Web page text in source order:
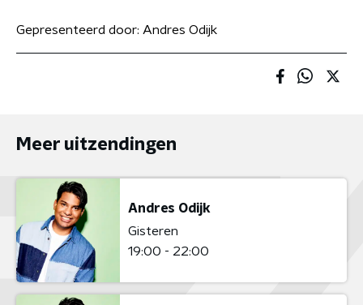
Gepresenteerd door: Andres Odijk
Meer uitzendingen
Andres Odijk
Gisteren
19:00 - 22:00